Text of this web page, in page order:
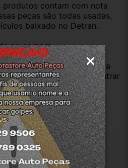
produtos contam com nota
peças são todas usadas,
baixado no Detran.
ou compra.
antes, caso o cliente prefira
também aceitamos, só entrar
Rotasul e tiramos suas